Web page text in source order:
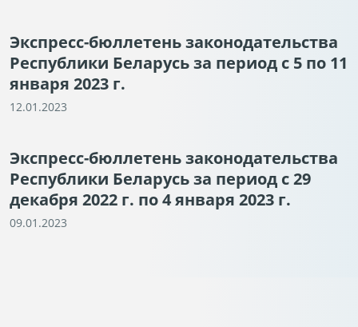
Экспресс-бюллетень законодательства
Республики Беларусь за период с 5 по 11
января 2023 г.
12.01.2023
Экспресс-бюллетень законодательства
Республики Беларусь за период с 29
декабря 2022 г. по 4 января 2023 г.
09.01.2023